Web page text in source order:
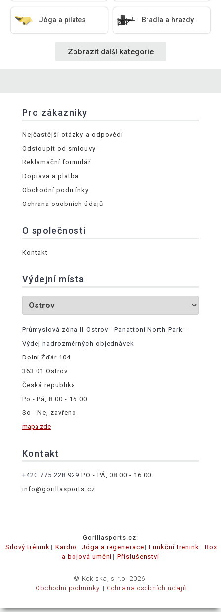
Jóga a pilates Bradla a hrazdy
Zobrazit další kategorie
Pro zákazníky
Nejčastější otázky a odpovědi
Odstoupit od smlouvy
Reklamační formulář
Doprava a platba
Obchodní podmínky
Ochrana osobních údajů
O společnosti
Kontakt
Výdejní místa
Průmyslová zóna II Ostrov - Panattoni North Park -
Výdej nadrozměrných objednávek
Dolní Žďár 104
363 01 Ostrov
Česká republika
Po - Pá, 8:00 - 16:00
So - Ne, zavřeno
mapa zde
Kontakt
+420 775 228 929 PO - PÁ, 08:00 - 16:00
info@gorillasports.cz
Gorillasports.cz:
Silový trénink
Kardio Jóga a regenerace Funkční trénink
Box
a bojová umění
Příslušenství
© Kokiska, s.r.o. 2026.
Obchodní podmínky
Ochrana osobních údajů